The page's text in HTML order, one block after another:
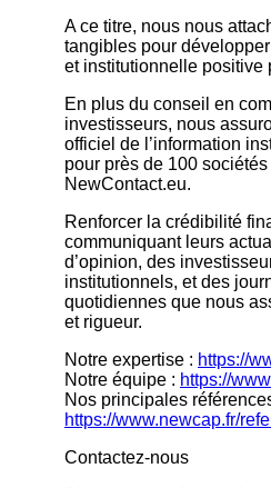
A ce titre, nous nous
tangibles pour
et institutionnelle positive
En plus du conseil en
investisseurs, nous
officiel de l’information
pour près de 100
NewContact.eu.
Renforcer la crédibilité
communiquant leurs
d’opinion, des
institutionnels, et des
quotidiennes que nous
et rigueur.
Notre expertise : https://
Notre équipe : https://
Nos principales
https://www.newcap.fr/
Contactez-nous